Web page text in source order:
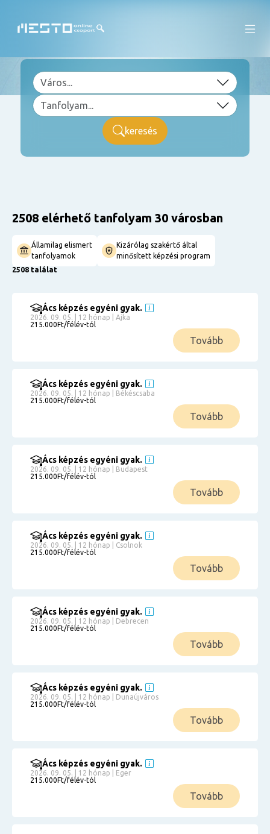
keresés
2508 elérhető tanfolyam 30 városban
Államilag elismert
tanfolyamok
Kizárólag szakértő által
minősített képzési program
2508 találat
Ács képzés egyéni gyak.
2026. 09. 05. | 12 hónap | Ajka
215.000Ft/félév-tól
Tovább
Ács képzés egyéni gyak.
2026. 09. 05. | 12 hónap | Békéscsaba
215.000Ft/félév-tól
Tovább
Ács képzés egyéni gyak.
2026. 09. 05. | 12 hónap | Budapest
215.000Ft/félév-tól
Tovább
Ács képzés egyéni gyak.
2026. 09. 05. | 12 hónap | Csolnok
215.000Ft/félév-tól
Tovább
Ács képzés egyéni gyak.
2026. 09. 05. | 12 hónap | Debrecen
215.000Ft/félév-tól
Tovább
Ács képzés egyéni gyak.
2026. 09. 05. | 12 hónap | Dunaújváros
215.000Ft/félév-tól
Tovább
Ács képzés egyéni gyak.
2026. 09. 05. | 12 hónap | Eger
215.000Ft/félév-tól
Tovább